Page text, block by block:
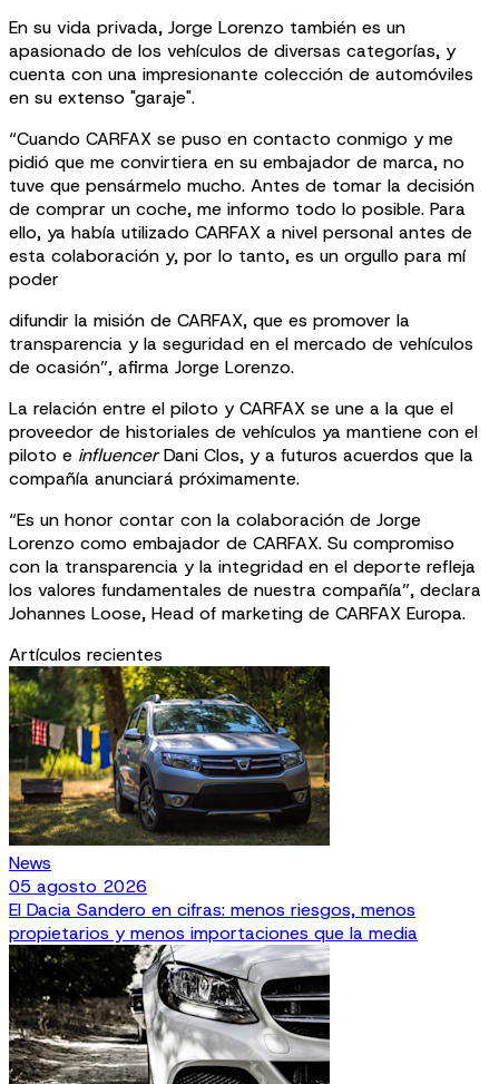
En su vida privada, Jorge Lorenzo también es un
apasionado de los vehículos de diversas categorías, y
cuenta con una impresionante colección de automóviles
en su extenso "garaje".
“Cuando CARFAX se puso en contacto conmigo y me
pidió que me convirtiera en su embajador de marca, no
tuve que pensármelo mucho. Antes de tomar la decisión
de comprar un coche, me informo todo lo posible. Para
ello, ya había utilizado CARFAX a nivel personal antes de
esta colaboración y, por lo tanto, es un orgullo para mí
poder
difundir la misión de CARFAX, que es promover la
transparencia y la seguridad en el mercado de vehículos
de ocasión”, afirma Jorge Lorenzo.
La relación entre el piloto y CARFAX se une a la que el
proveedor de historiales de vehículos ya mantiene con el
piloto e influencerDani Clos, y a futuros acuerdos que la
compañía anunciará próximamente.
“Es un honor contar con la colaboración de Jorge
Lorenzo como embajador de CARFAX. Su compromiso
con la transparencia y la integridad en el deporte refleja
los valores fundamentales de nuestra compañía”, declara
Johannes Loose, Head of marketing de CARFAX Europa.
Artículos recientes
News
05 agosto 2026
El Dacia Sandero en cifras: menos riesgos, menos
propietarios y menos importaciones que la media